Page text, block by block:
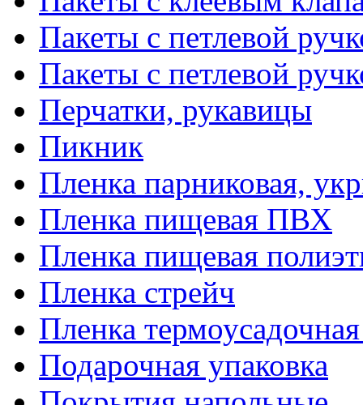
Пакеты с петлевой
Пакеты с петлевой
Перчатки, рукавицы
Пикник
Пленка парниковая,
Пленка пищевая ПВХ
Пленка пищевая
Пленка стрейч
Пленка
Подарочная упаковка